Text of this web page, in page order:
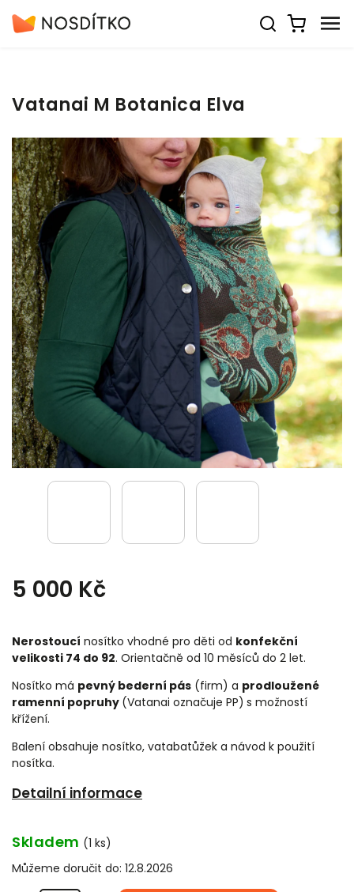
Vatanai M Botanica Elva
5 000 Kč
Nerostoucí nosítko vhodné pro děti od konfekční
velikosti 74 do 92. Orientačně od 10 měsíců do 2 let.
Nosítko má pevný bederní pás (firm) a prodloužené
ramenní popruhy (Vatanai označuje PP) s možností
křížení.
Balení obsahuje nosítko, vatabatůžek a návod k použití
nosítka.
Detailní informace
Skladem (1 ks)
Můžeme doručit do: 12.8.2026